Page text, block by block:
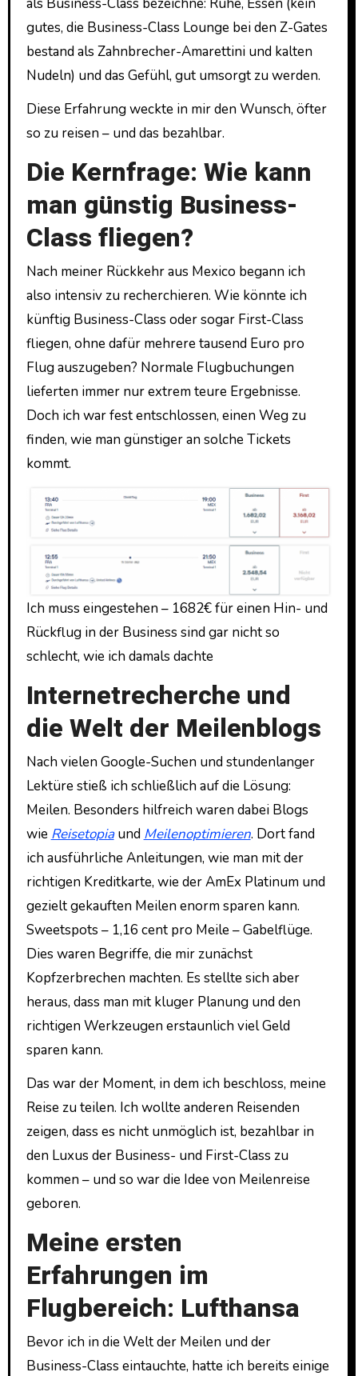
gutes, die Business-Class Lounge bei den Z-Gates
bestand als Zahnbrecher-Amarettini und kalten
Nudeln) und das Gefühl, gut umsorgt zu werden.
Diese Erfahrung weckte in mir den Wunsch, öfter
so zu reisen – und das bezahlbar.
Die Kernfrage: Wie kann
man günstig Business-
Class fliegen?
Nach meiner Rückkehr aus Mexico begann ich
also intensiv zu recherchieren. Wie könnte ich
künftig Business-Class oder sogar First-Class
fliegen, ohne dafür mehrere tausend Euro pro
Flug auszugeben? Normale Flugbuchungen
lieferten immer nur extrem teure Ergebnisse.
Doch ich war fest entschlossen, einen Weg zu
finden, wie man günstiger an solche Tickets
kommt.
Ich muss eingestehen – 1682€ für einen Hin- und
Rückflug in der Business sind gar nicht so
schlecht, wie ich damals dachte
Internetrecherche und
die Welt der Meilenblogs
Nach vielen Google-Suchen und stundenlanger
Lektüre stieß ich schließlich auf die Lösung:
Meilen. Besonders hilfreich waren dabei Blogs
wie Reisetopiaund Meilenoptimieren. Dort fand
ich ausführliche Anleitungen, wie man mit der
richtigen Kreditkarte, wie der AmEx Platinum und
gezielt gekauften Meilen enorm sparen kann.
Sweetspots – 1,16 cent pro Meile – Gabelflüge.
Dies waren Begriffe, die mir zunächst
Kopfzerbrechen machten. Es stellte sich aber
heraus, dass man mit kluger Planung und den
richtigen Werkzeugen erstaunlich viel Geld
sparen kann.
Das war der Moment, in dem ich beschloss, meine
Reise zu teilen. Ich wollte anderen Reisenden
zeigen, dass es nicht unmöglich ist, bezahlbar in
den Luxus der Business- und First-Class zu
kommen – und so war die Idee von Meilenreise
geboren.
Meine ersten
Erfahrungen im
Flugbereich: Lufthansa
Bevor ich in die Welt der Meilen und der
Business-Class eintauchte, hatte ich bereits einige